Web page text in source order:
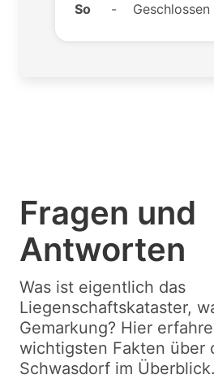
So
- Geschlossen
Fragen und
Antworten
Was ist eigentlich das
Liegenschaftskataster,
Gemarkung? Hier
wichtigsten Fakten über
Schwasdorf im Überblick.